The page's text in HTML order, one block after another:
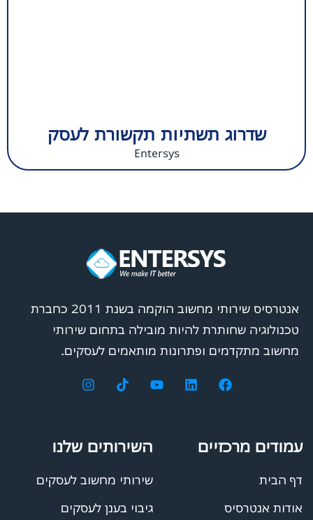
שדרוג תשתיות תקשורת לעסק
Entersys
אנטרסיס שירותי מחשוב הוקמה בשנת 2011 כחברת
טכנולוגיה שחותרת להיות מובילה בתחום שירותי
מחשוב מתקדמים ופתרונות מותאמים לעסקים.
עמודים מרכזיים
דף הבית
אודות אנטרסיס
השירותים שלנו
שירותי מחשוב לעסקים
גיבוי בענן לעסקים